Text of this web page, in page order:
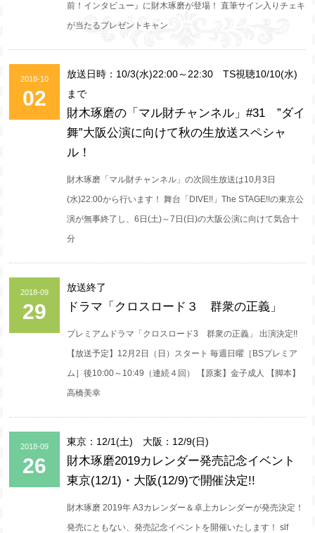
前！インタビュー』に財木琢磨が登場！ 直筆サイン入りチェキ
が当たるプレゼントキャン
2018-10
02
放送日時：10/3(水)22:00～22:30 TS視聴10/10(水)
まで
財木琢磨の「マル財チャンネル」#31 ”ダイ
舞”大阪公演に向けて秋の生放送スペシャ
ル！
財木琢磨「マル財チャンネル」の次回生放送は10月3日
(水)22:00から行います！ 舞台「DIVE!!」The STAGE!!の東京公
演が無事終了し、6日(土)～7日(日)の大阪公演に向けて気合十
分
2018-09
29
放送終了
ドラマ「クロスロード３ 群衆の正義」
プレミアムドラマ「クロスロード3 群衆の正義」 出演決定!!
【放送予定】12月2日（日）スタート 毎週日曜［BSプレミア
ム］後10:00～10:49（連続４回） 【原案】金子成人 【脚本】
高橋美幸
2018-09
26
東京：12/1(土) 大阪：12/9(日)
財木琢磨2019カレンダー発売記念イベント
東京(12/1)・大阪(12/9)で開催決定!!
財木琢磨 2019年 A3カレンダー＆卓上カレンダーが発売決定！
発売にともない、発売記念イベントを開催いたします！ slf